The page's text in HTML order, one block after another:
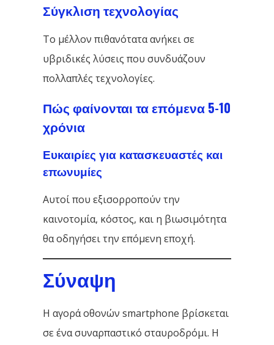
Σύγκλιση τεχνολογίας
Το μέλλον πιθανότατα ανήκει σε
υβριδικές λύσεις που συνδυάζουν
πολλαπλές τεχνολογίες.
Πώς φαίνονται τα επόμενα 5-10
χρόνια
Ευκαιρίες για κατασκευαστές και
επωνυμίες
Αυτοί που εξισορροπούν την
καινοτομία, κόστος, και η βιωσιμότητα
θα οδηγήσει την επόμενη εποχή.
Σύναψη
Η αγορά οθονών smartphone βρίσκεται
σε ένα συναρπαστικό σταυροδρόμι. Η